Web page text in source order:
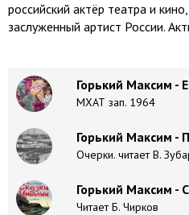
российский актёр театра и
заслуженный артист России.
Горький Максим -
МХАТ зап. 1964
Горький Максим -
Очерки. читает В.
Горький Максим -
Читает Б. Чирков